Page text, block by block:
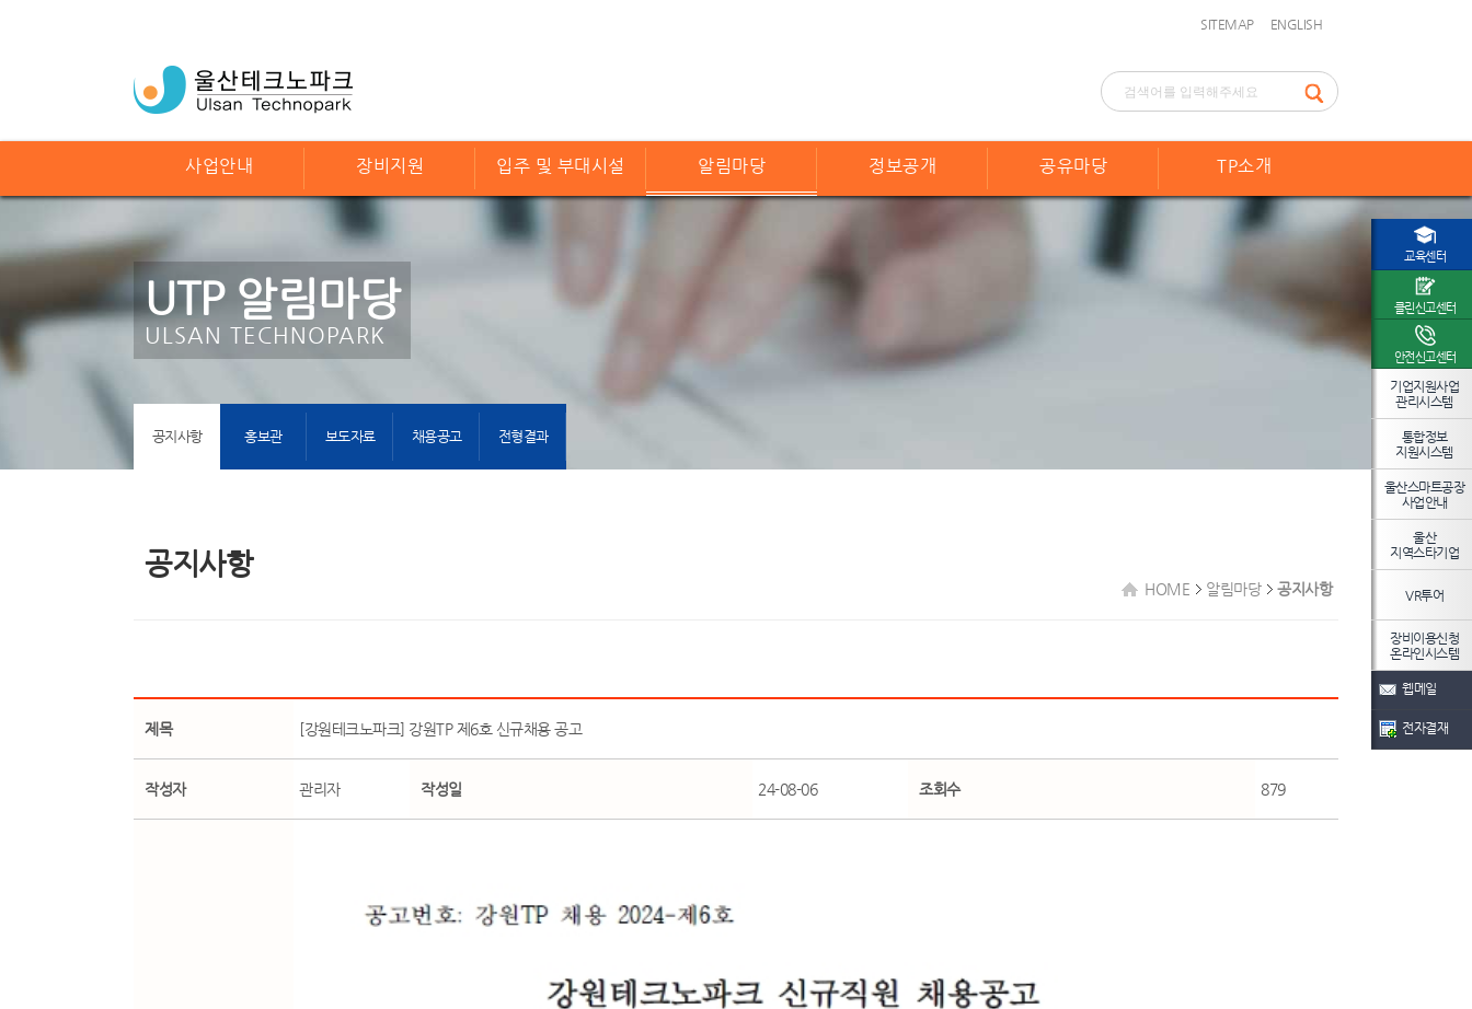
SITEMAP ENGLISH
사업안내 장비지원 입주 및 부대시설 알림마당 정보공개 공유마당 TP소개
UTP 알림마당
ULSAN TECHNOPARK
공지사항 홍보관 보도자료 채용공고 전형결과
공지사항
HOME 알림마당 공지사항
제목 [강원테크노파크] 강원TP 제6호 신규채용 공고
작성자 관리자 작성일 24-08-06 조회수 879
교육센터
클린신고센터
안전신고센터
기업지원사업
관리시스템
통합정보
지원시스템
울산스마트공장
사업안내
울산
지역스타기업
VR투어
장비이용신청
온라인시스템
웹메일
전자결재